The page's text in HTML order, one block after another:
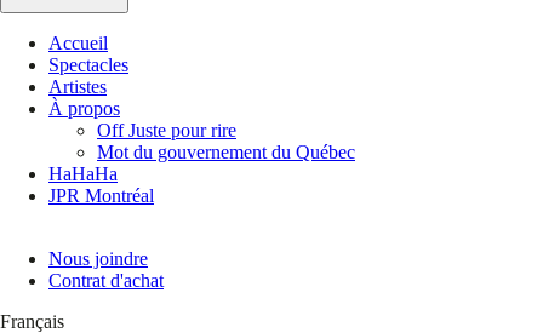
Accueil
Spectacles
Artistes
À propos
Off Juste pour rire
Mot du gouvernement du Québec
HaHaHa
JPR Montréal
Nous joindre
Contrat d'achat
Français